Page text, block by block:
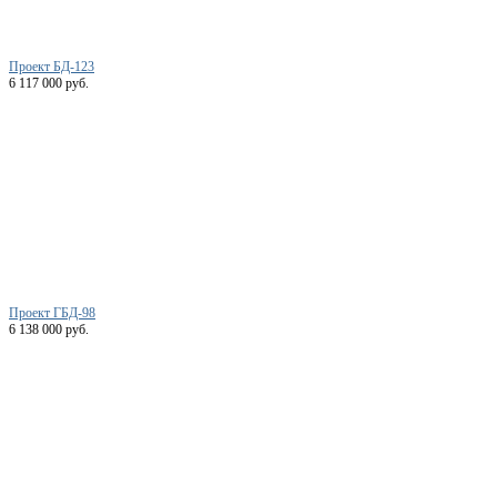
Проект БД-123
6 117 000 руб.
Проект ГБД-98
6 138 000 руб.